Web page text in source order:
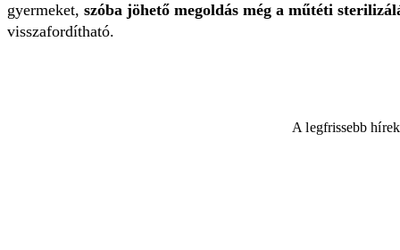
gyermeket, szóba jöhető megoldás még a műtéti
visszafordítható.
A legfrissebb